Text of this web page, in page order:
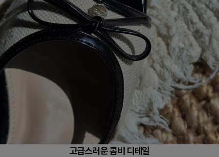
고급스러운 콤비 디테일